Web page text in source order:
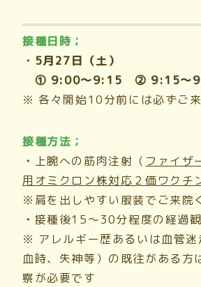
接種日時；
・5月27日（土）
① 9:00～9:15 ② 9:15～
※ 各々開始10分前には必ずご
接種方法；
・ 上腕への筋肉注射（ ファイザ
用オミクロン株対応２価ワクチ
※肩を出しやすい服装でご来院
・ 接種後15～30分程度の経過
※ アレルギー歴あるいは血管迷
血時、失神等）の既往がある方
察が必要です